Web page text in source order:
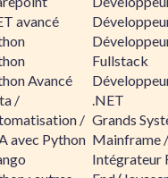
avancé
Avancé
/
/
avec Python
Fullstack
.NET
Grands
Mainframe
Intégrateur